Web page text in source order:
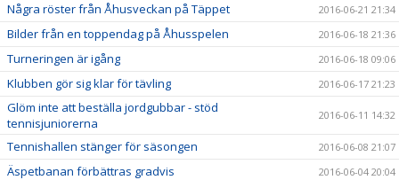
Några röster från Åhusveckan på Täppet 2016-06-21 21:34
Bilder från en toppendag på Åhusspelen 2016-06-18 21:36
Turneringen är igång 2016-06-18 09:06
Klubben gör sig klar för tävling 2016-06-17 21:23
Glöm inte att beställa jordgubbar - stöd
tennisjuniorerna
2016-06-11 14:32
Tennishallen stänger för säsongen 2016-06-08 21:07
Äspetbanan förbättras gradvis 2016-06-04 20:04